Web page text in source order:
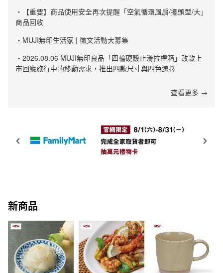
・【重要】商品使用安全再次提醒「空氣循環風扇/擺頭型/大」
商品回收
・MUJI無印生活家 | 徵文活動大募集
・2026.08.06 MUJI無印良品「四輪硬殼止滑拉桿箱」改款上
市回應旅行中的移動需求，推出四款尺寸與四色選擇
查看更多 →
新商品